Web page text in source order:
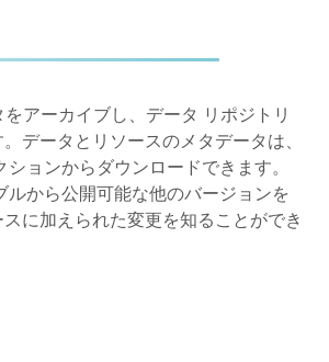
アーカイブし、データ リポジトリ
データとリソースのメタデータは、
ションからダウンロードできます。
ルから公開可能な他のバージョンを
に加えられた変更を知ることができ